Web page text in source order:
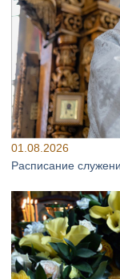
01.08.2026
Расписание